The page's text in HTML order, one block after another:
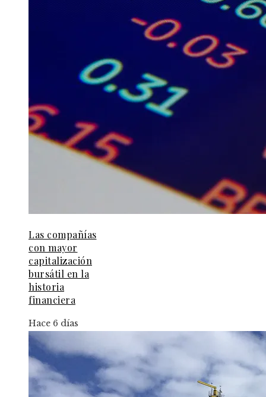
Las compañías
con mayor
capitalización
bursátil en la
historia
financiera
Hace 6 días